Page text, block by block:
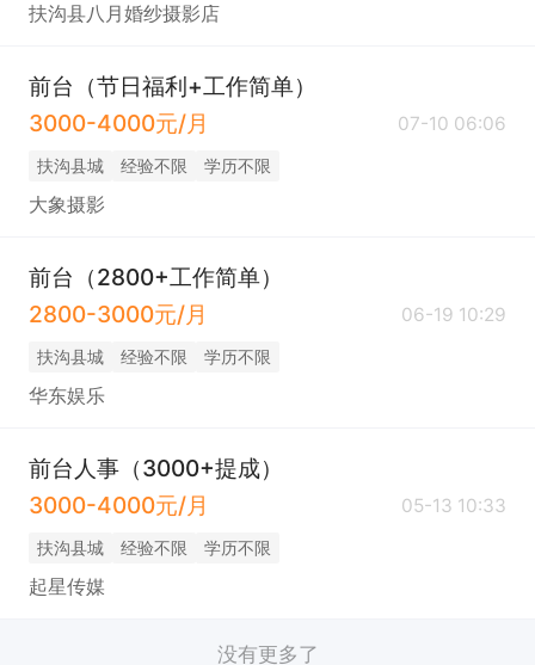
扶沟县八月婚纱摄影店
前台（节日福利+工作简单）
3000-4000元/月
07-10 06:06
扶沟县城 经验不限 学历不限
大象摄影
前台（2800+工作简单）
2800-3000元/月
06-19 10:29
扶沟县城 经验不限 学历不限
华东娱乐
前台人事（3000+提成）
3000-4000元/月
05-13 10:33
扶沟县城 经验不限 学历不限
起星传媒
没有更多了